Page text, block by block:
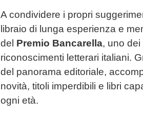
A condividere i propri
libraio di lunga esperienza e
del Premio Bancarella, uno
riconoscimenti letterari italiani.
del panorama editoriale,
novità, titoli imperdibili e libri
ogni età.